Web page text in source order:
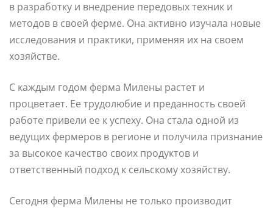
в разработку и внедрение передовых техник и
методов в своей ферме. Она активно изучала новые
исследования и практики, применяя их на своем
хозяйстве.
С каждым годом ферма Милены растет и
процветает. Ее трудолюбие и преданность своей
работе привели ее к успеху. Она стала одной из
ведущих фермеров в регионе и получила признание
за высокое качество своих продуктов и
ответственный подход к сельскому хозяйству.
Сегодня ферма Милены не только производит